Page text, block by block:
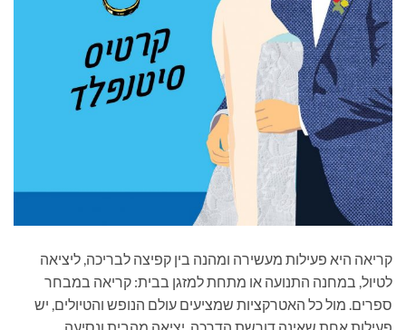
קריאה היא פעילות מעשירה ומהנה בין קפיצה לבריכה, ליציאה
לטיול, במחנה התנועה או מתחת למזגן בבית: קריאה במבחר
ספרים. מול כל האטרקציות שמציעים עולם הנופש והטיולים, יש